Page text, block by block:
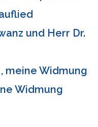
und Herr Dr.
, meine Widmung
Widmung